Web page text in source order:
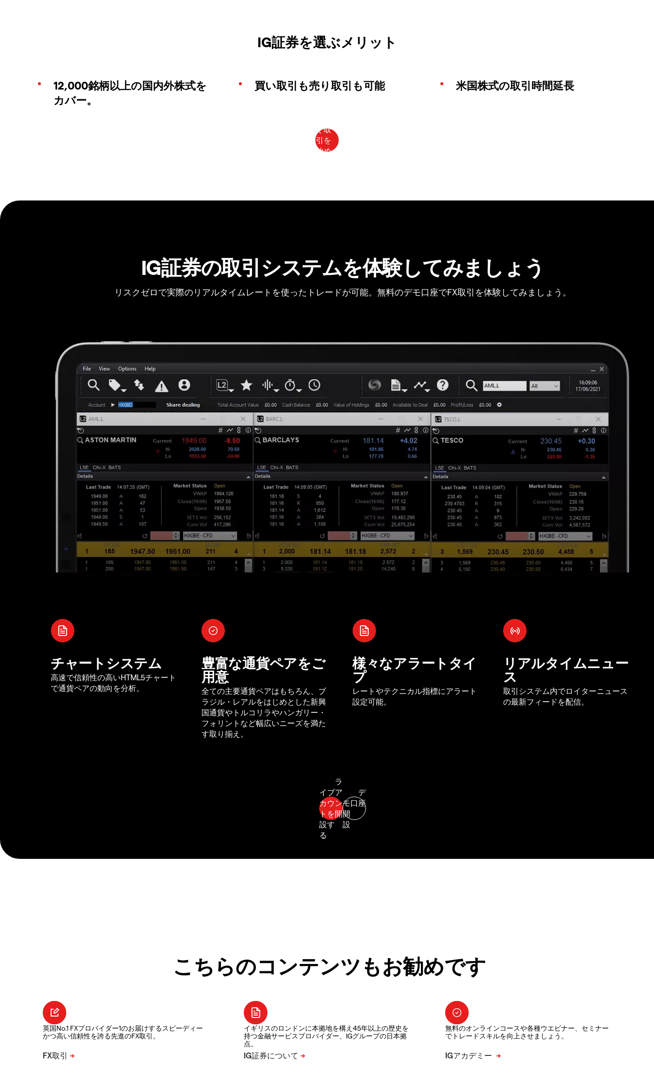
IG証券を選ぶメリット
12,000銘柄以上の国内外株式を
カバー。
買い取引も売り取引も可能 米国株式の取引時間延長
IG証券の取引システムを体験してみましょう
リスクゼロで実際のリアルタイムレートを使ったトレードが可能。無料のデモ口座でFX取引を体験してみましょう。
チャートシステム
高速で信頼性の高いHTML5チャート
で通貨ペアの動向を分析。
豊富な通貨ペアをご
用意
全ての主要通貨ペアはもちろん、ブ
ラジル・レアルをはじめとした新興
国通貨やトルコリラやハンガリー・
フォリントなど幅広いニーズを満た
す取り揃え。
様々なアラートタイ
プ
レートやテクニカル指標にアラート
設定可能。
リアルタイムニュー
ス
取引システム内でロイターニュース
の最新フィードを配信。
こちらのコンテンツもお勧めです
英国No.1 FXプロバイダー1のお届けするスピーディー
かつ高い信頼性を誇る先進のFX取引。
イギリスのロンドンに本拠地を構え45年以上の歴史を
持つ金融サービスプロバイダー、IGグループの日本拠
点。
無料のオンラインコースや各種ウエビナー、セミナー
でトレードスキルを向上させましょう。